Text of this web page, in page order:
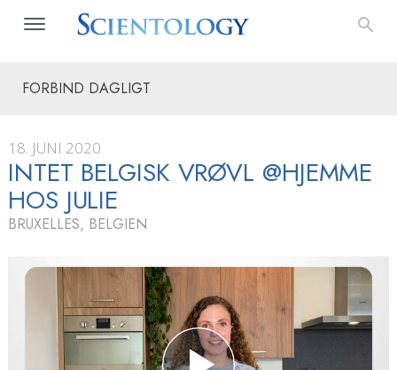
FORBIND DAGLIGT
18. JUNI 2020
INTET BELGISK VRØVL @HJEMME
HOS JULIE
BRUXELLES, BELGIEN